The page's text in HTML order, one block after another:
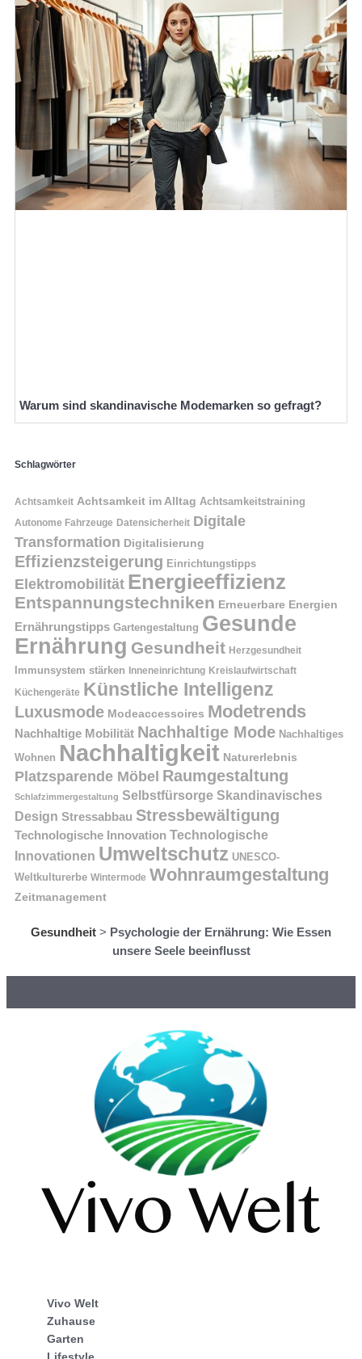
Warum sind skandinavische Modemarken so gefragt?
Schlagwörter
Achtsamkeit Achtsamkeit im Alltag Achtsamkeitstraining
Autonome Fahrzeuge Datensicherheit Digitale
Transformation Digitalisierung
Effizienzsteigerung Einrichtungstipps
Elektromobilität Energieeffizienz
Entspannungstechniken Erneuerbare Energien
Ernährungstipps Gartengestaltung Gesunde
Ernährung Gesundheit Herzgesundheit
Immunsystem stärken Inneneinrichtung Kreislaufwirtschaft
Küchengeräte Künstliche Intelligenz
Luxusmode Modeaccessoires Modetrends
Nachhaltige Mobilität Nachhaltige Mode Nachhaltiges
Wohnen Nachhaltigkeit Naturerlebnis
Platzsparende Möbel Raumgestaltung
Schlafzimmergestaltung Selbstfürsorge Skandinavisches
Design Stressabbau Stressbewältigung
Technologische Innovation Technologische
Innovationen Umweltschutz UNESCO-
Weltkulturerbe Wintermode Wohnraumgestaltung
Zeitmanagement
Gesundheit > Psychologie der Ernährung: Wie Essen
unsere Seele beeinflusst
Vivo Welt
Zuhause
Garten